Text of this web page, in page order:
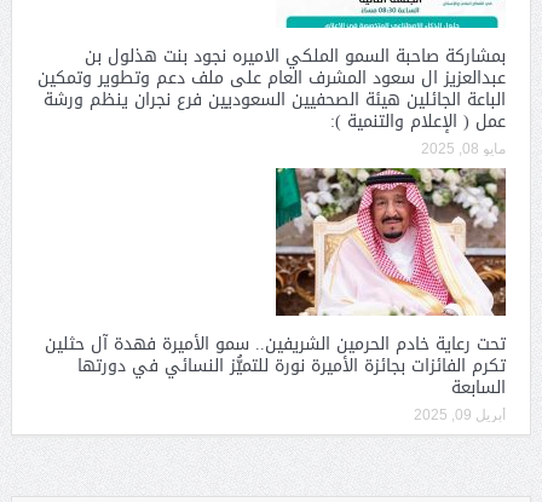
بمشاركة صاحبة السمو الملكي الاميره نجود بنت هذلول بن
عبدالعزيز ال سعود المشرف العام على ملف دعم وتطوير وتمكين
الباعة الجائلين هيئة الصحفيين السعوديين فرع نجران ينظم ورشة
عمل ( الإعلام والتنمية ):
مايو 08, 2025
تحت رعاية خادم الحرمين الشريفين.. سمو الأميرة فهدة آل حثلين
تكرم الفائزات بجائزة الأميرة نورة للتميُّز النسائي في دورتها
السابعة
أبريل 09, 2025